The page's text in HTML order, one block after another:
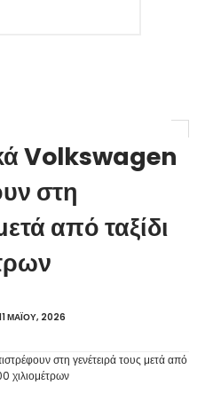
Volkswagen
στη
από ταξίδι
ΜΑΪ́ΟΥ, 2026